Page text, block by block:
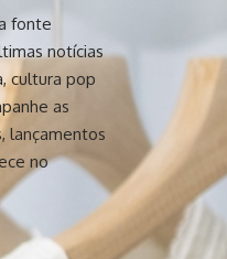
fonte
notícias
cultura pop
as
lançamentos
no